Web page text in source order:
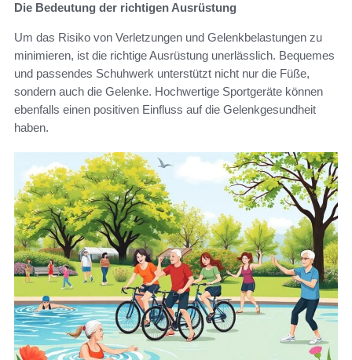
Die Bedeutung der richtigen Ausrüstung
Um das Risiko von Verletzungen und Gelenkbelastungen zu
minimieren, ist die richtige Ausrüstung unerlässlich. Bequemes
und passendes Schuhwerk unterstützt nicht nur die Füße,
sondern auch die Gelenke. Hochwertige Sportgeräte können
ebenfalls einen positiven Einfluss auf die Gelenkgesundheit
haben.